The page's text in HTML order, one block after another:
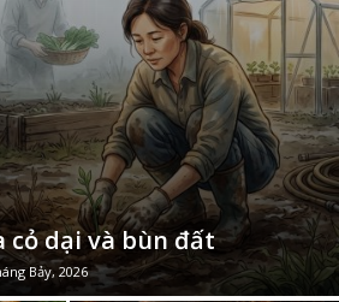
dại và bùn đất
Bảy, 2026